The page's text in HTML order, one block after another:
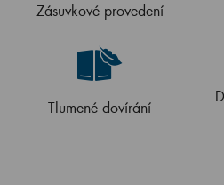
Zásuvkové provedení
Tlumené dovírání